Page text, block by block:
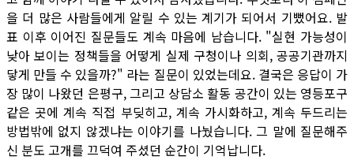
을 더 많은 사람들에게 알릴 수 있는 계기가 되어서 기뻤어요. 발
표 이후 이어진 질문들도 계속 마음에 남습니다. "실현 가능성이
낮아 보이는 정책들을 어떻게 실제 구청이나 의회, 공공기관까지
닿게 만들 수 있을까?" 라는 질문이 있었는데요. 결국은 응답이 가
장 많이 나왔던 은평구, 그리고 상담소 활동 공간이 있는 영등포구
같은 곳에 계속 직접 부딪히고, 계속 가시화하고, 계속 두드리는
방법밖에 없지 않겠냐는 이야기를 나눴습니다. 그 말에 질문해주
신 분도 고개를 끄덕여 주셨던 순간이 기억납니다.